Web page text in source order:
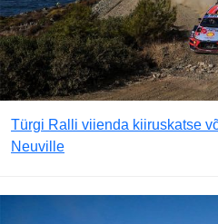
Türgi Ralli viienda kiiruskatse
Neuville